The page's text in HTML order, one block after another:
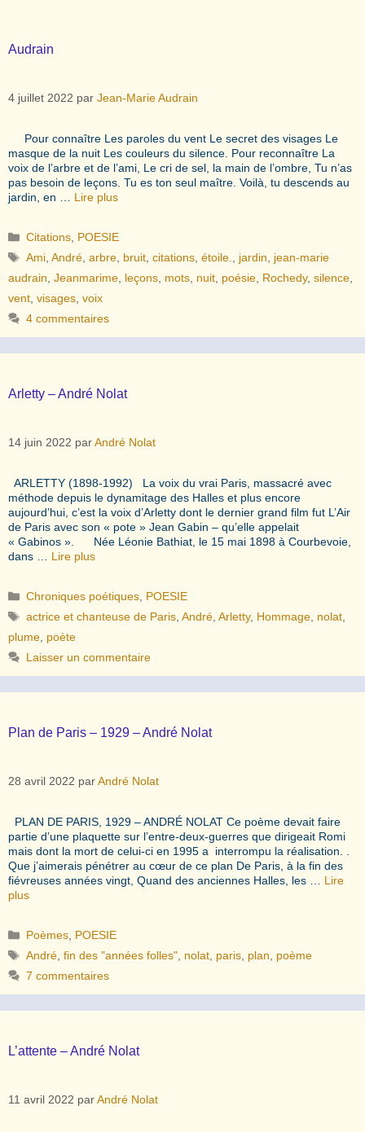
Audrain
4 juillet 2022 par Jean-Marie Audrain
Pour connaître Les paroles du vent Le secret des visages Le
masque de la nuit Les couleurs du silence. Pour reconnaître La
voix de l’arbre et de l’ami, Le cri de sel, la main de l’ombre, Tu n’as
pas besoin de leçons. Tu es ton seul maître. Voilà, tu descends au
jardin, en … Lire plus
Catégories
Citations POESIE
Étiquettes
Ami ,André ,arbre bruit ,citations ,étoile. jardin
jean-marie
audrain Jeanmarime leçons mots nuit poésie Rochedy, silence
vent visages voix
4 commentaires
Arletty – André Nolat
14 juin 2022 parAndré Nolat
ARLETTY (1898-1992) La voix du vrai Paris, massacré avec
méthode depuis le dynamitage des Halles et plus encore
aujourd’hui, c’est la voix d’Arletty dont le dernier grand film fut L’Air
de Paris avec son « pote » Jean Gabin – qu’elle appelait
« Gabinos ». Née Léonie Bathiat, le 15 mai 1898 à Courbevoie,
dans … Lire plus
Catégories
Chroniques poétiques POESIE
Étiquettes
actrice et chanteuse de Paris ,André ,Arletty, Hommage nolat
plume poète
Laisser un commentaire
Plan de Paris – 1929 – André Nolat
28 avril 2022 parAndré Nolat
PLAN DE PARIS, 1929 – ANDRÉ NOLAT Ce poème devait faire
partie d’une plaquette sur l’entre-deux-guerres que dirigeait Romi
mais dont la mort de celui-ci en 1995 a interrompu la réalisation. .
Que j’aimerais pénétrer au cœur de ce plan De Paris, à la fin des
fiévreuses années vingt, Quand des anciennes Halles, les … Lire
plus
Catégories
Poèmes POESIE
Étiquettes
André ,fin des "années folles" nolat paris plan
poème
7 commentaires
L’attente – André Nolat
11 avril 2022 parAndré Nolat